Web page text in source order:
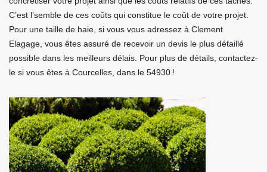
C’est l’semble de ces coûts qui constitue le coût de votre projet.
Pour une taille de haie, si vous vous adressez à Clement
Elagage, vous êtes assuré de recevoir un devis le plus détaillé
possible dans les meilleurs délais. Pour plus de détails, contactez-
le si vous êtes à Courcelles, dans le 54930 !